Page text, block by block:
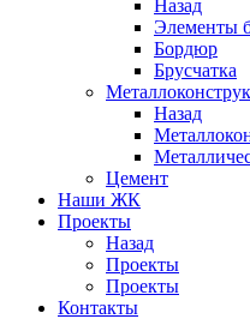
Назад
Элементы
Бордюр
Брусчатка
Назад
Цемент
Наши ЖК
Проекты
Назад
Проекты
Проекты
Контакты